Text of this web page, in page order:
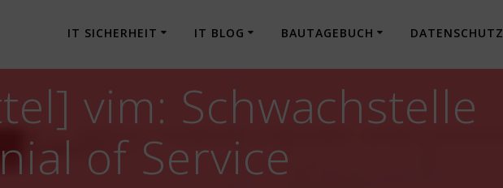
IT SICHERHEIT IT BLOG BAUTAGEBUCH DATENSCHUTZ
vim: Schwachstelle
of Service